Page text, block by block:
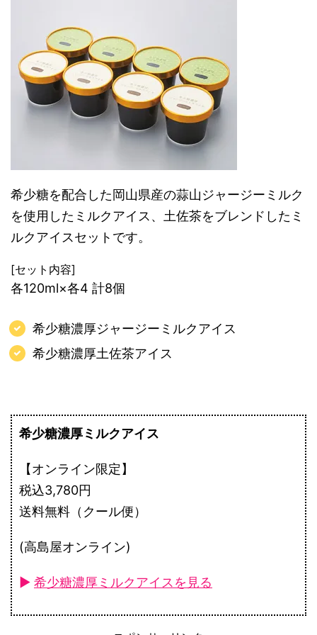
希少糖を配合した岡山県産の蒜山ジャージーミルク
を使用したミルクアイス、土佐茶をブレンドしたミ
ルクアイスセットです。
[セット内容]
各120ml×各4 計8個
希少糖濃厚ジャージーミルクアイス
希少糖濃厚土佐茶アイス
希少糖濃厚ミルクアイス
【オンライン限定】
税込3,780円
送料無料（クール便）
(高島屋オンライン)
► 希少糖濃厚ミルクアイスを見る